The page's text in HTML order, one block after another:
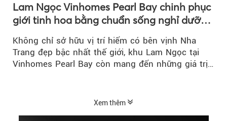
Lam Ngọc Vinhomes Pearl Bay chinh phục
giới tinh hoa bằng chuẩn sống nghỉ dưỡng
ven biển riêng tư, tiện nghi
Không chỉ sở hữu vị trí hiếm có bên vịnh Nha
Trang đẹp bậc nhất thế giới, khu Lam Ngọc tại
Vinhomes Pearl Bay còn mang đến những giá trị
Xem thêm